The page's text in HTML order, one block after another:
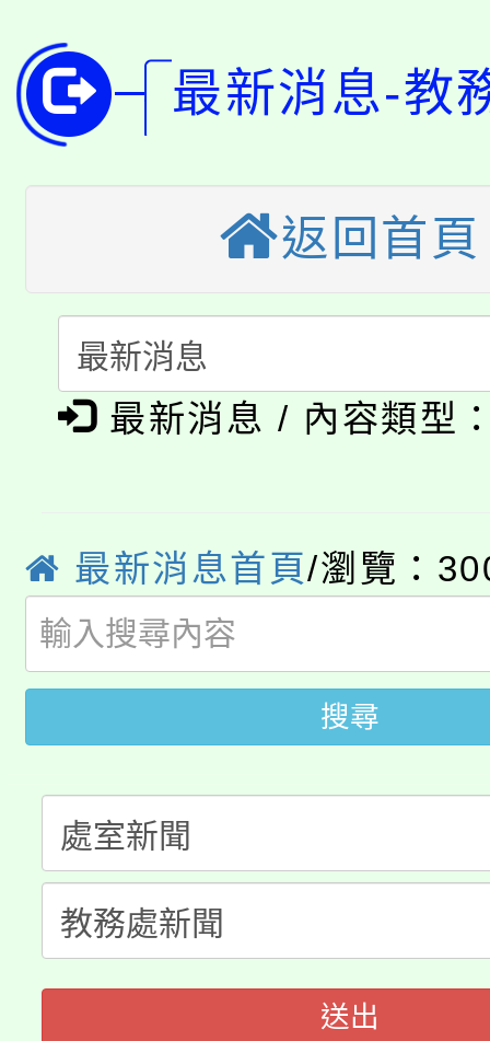
開!
115年桃園市運動會8/
田徑場及游泳池舉行。
桃園市低收入戶享有免
視費優惠，中低收入戶
半價優惠，詳情可洽有
者。
大園自造教育及科技中
份教師增能研習
大溪自造教育及科技
份教師研習
淨零綠生活教案入校路
會
公告本校115學年度第
代理(課)教師甄選結果
「本色祭」8/29、30在
局官網。
8月14至27日，桃園電
開!
115年桃園市運動會8/
田徑場及游泳池舉行。
桃園市低收入戶享有免
視費優惠，中低收入戶
半價優惠，詳情可洽有
者。
大園自造教育及科技中
份教師增能研習
大溪自造教育及科技中
份教師研習
淨零綠生活教案入校路
會
最新消息-教
返回首頁
最新消息 / 內容類型
最新消息首頁/瀏覽：
搜尋
送出